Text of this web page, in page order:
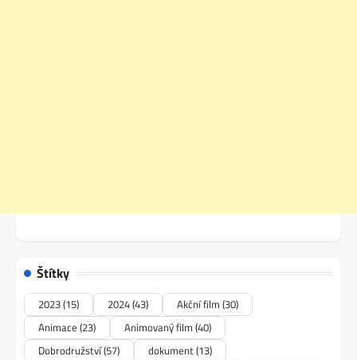
Štítky
2023(15) 2024(43) Akční film (30)
Animace (23) Animovaný film (40)
Dobrodružství(57) dokument(13)